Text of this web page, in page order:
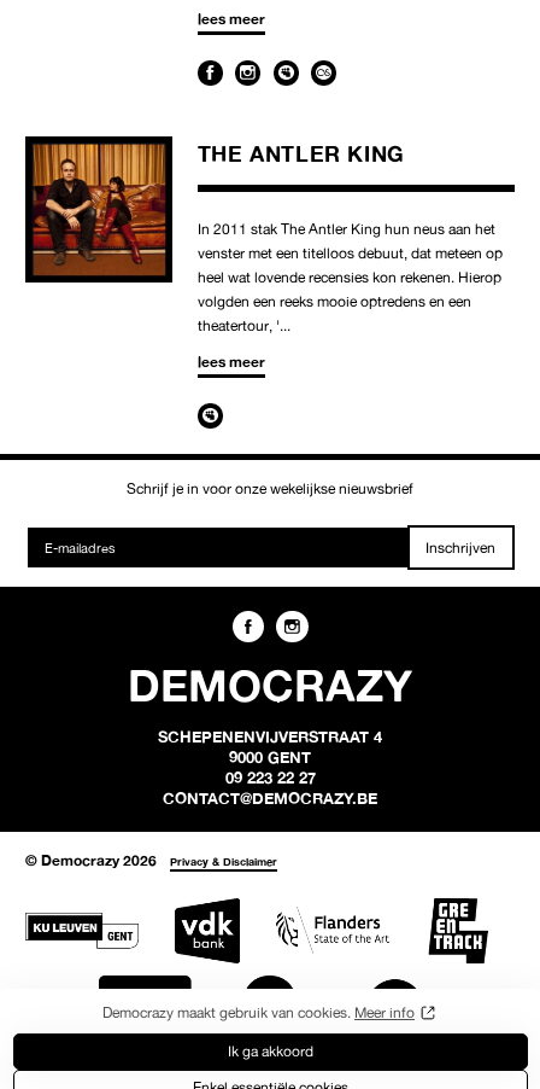
Democrazy maakt gebruik van cookies. Meer info
Ik ga akkoord
lees meer
THE ANTLER KING
In 2011 stak The Antler King hun neus aan het
venster met een titelloos debuut, dat meteen op
heel wat lovende recensies kon rekenen. Hierop
volgden een reeks mooie optredens en een
theatertour, '...
lees meer
Schrijf je in voor onze wekelijkse nieuwsbrief
Inschrijven
DEMOCRAZY
SCHEPENENVIJVERSTRAAT 4
9000 GENT
09 223 22 27
CONTACT@DEMOCRAZY.BE
© Democrazy 2026 Privacy & Disclaimer